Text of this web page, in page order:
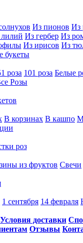
Из пионов Из
Из гербер Из
Из ирисов Из
букеты
роза 101 роза Белые
Розы
В корзинах В кашпо
роз
из фруктов Свечи
1 сентября 14 февраля
Условия доставки
Отзывы